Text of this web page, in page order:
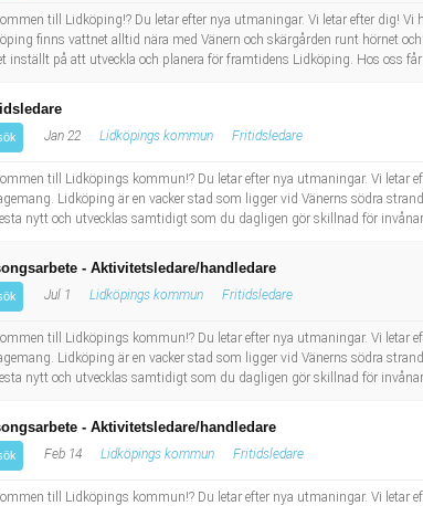
till Lidköping!? Du letar efter nya utmaningar. Vi letar efter dig!
finns vattnet alltid nära med Vänern och skärgården runt hörnet
inställt på att utveckla och planera för framtidens Lidköping. Hos oss
Jan 22 Lidköpings kommun Fritidsledare
till Lidköpings kommun!? Du letar efter nya utmaningar. Vi letar
Lidköping är en vacker stad som ligger vid Vänerns södra
nytt och utvecklas samtidigt som du dagligen gör skillnad för
- Aktivitetsledare/handledare
Jul 1 Lidköpings kommun Fritidsledare
till Lidköpings kommun!? Du letar efter nya utmaningar. Vi letar
Lidköping är en vacker stad som ligger vid Vänerns södra
nytt och utvecklas samtidigt som du dagligen gör skillnad för
- Aktivitetsledare/handledare
Feb 14 Lidköpings kommun Fritidsledare
till Lidköpings kommun!? Du letar efter nya utmaningar. Vi letar